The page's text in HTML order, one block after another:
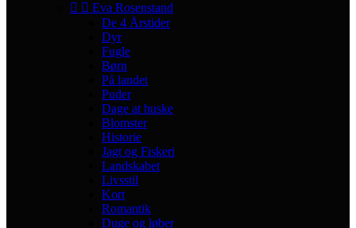
  Eva Rosenstand
De 4 Årstider
Dyr
Fugle
Børn
På landet
Puder
Dage at huske
Blomster
Historie
Jagt og Fiskeri
Landskabet
Livsstil
Kort
Romantik
Duge og løber